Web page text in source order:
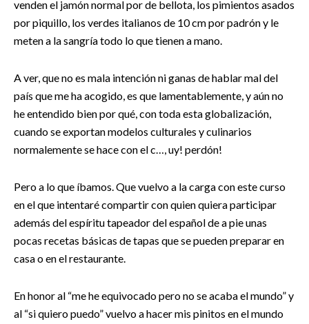
venden el jamón normal por de bellota, los pimientos asados
por piquillo, los verdes italianos de 10 cm por padrón y le
meten a la sangría todo lo que tienen a mano.
A ver, que no es mala intención ni ganas de hablar mal del
país que me ha acogido, es que lamentablemente, y aún no
he entendido bien por qué, con toda esta globalización,
cuando se exportan modelos culturales y culinarios
normalemente se hace con el c…, uy! perdón!
Pero a lo que íbamos. Que vuelvo a la carga con este curso
en el que intentaré compartir con quien quiera participar
además del espíritu tapeador del español de a pie unas
pocas recetas básicas de tapas que se pueden preparar en
casa o en el restaurante.
En honor al “me he equivocado pero no se acaba el mundo” y
al “si quiero puedo” vuelvo a hacer mis pinitos en el mundo